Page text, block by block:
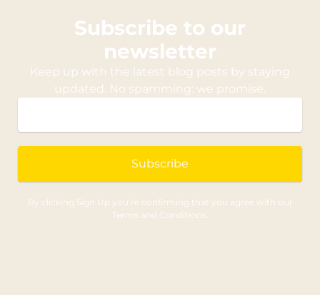
Subscribe to our
newsletter
Keep up with the latest blog posts by staying
updated. No spamming: we promise.
Subscribe
By clicking Sign Up you’re confirming that you agree with our
Terms and Conditions.